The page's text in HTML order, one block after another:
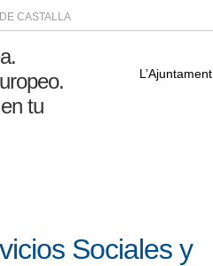
CASTALLA
L’Ajuntament
Sociales y